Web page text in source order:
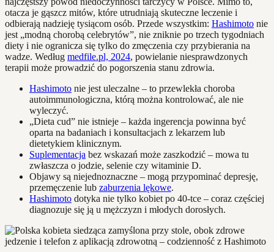
otacza je gąszcz mitów, które utrudniają skuteczne leczenie i
odbierają nadzieję tysiącom osób. Przede wszystkim: Hashimoto nie
jest „modną chorobą celebrytów”, nie zniknie po trzech tygodniach
diety i nie ogranicza się tylko do zmęczenia czy przybierania na
wadze. Według medfile.pl, 2024, powielanie niesprawdzonych
terapii może prowadzić do pogorszenia stanu zdrowia.
Hashimoto nie jest uleczalne – to przewlekła choroba
autoimmunologiczna, którą można kontrolować, ale nie
wyleczyć.
„Dieta cud” nie istnieje – każda ingerencja powinna być
oparta na badaniach i konsultacjach z lekarzem lub
dietetykiem klinicznym.
Suplementacja bez wskazań może zaszkodzić – mowa tu
zwłaszcza o jodzie, selenie czy witaminie D.
Objawy są niejednoznaczne – mogą przypominać depresję,
przemęczenie lub zaburzenia lękowe.
Hashimoto dotyka nie tylko kobiet po 40-tce – coraz częściej
diagnozuje się ją u mężczyzn i młodych dorosłych.